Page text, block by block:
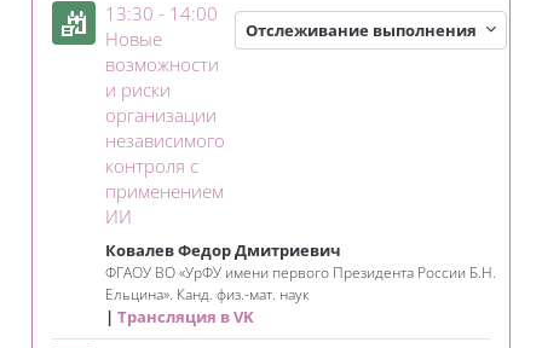
13:30 - 14:00
Новые
возможности
и риски
организации
независимого
контроля с
применением
ИИ
Отслеживание выполнения
Ковалев Федор Дмитриевич
ФГАОУ ВО «УрФУ имени первого Президента России Б.Н.
Ельцина». Канд. физ.-мат. наук
Трансляция в VK